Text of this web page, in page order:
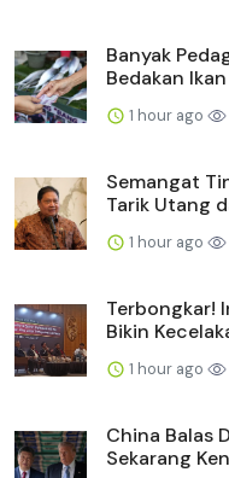
Banyak
Bedakan
1 hour ago
Semangat
Tarik Utang
1 hour ago
Terbongkar!
Bikin
1 hour ago
China Balas
Sekarang